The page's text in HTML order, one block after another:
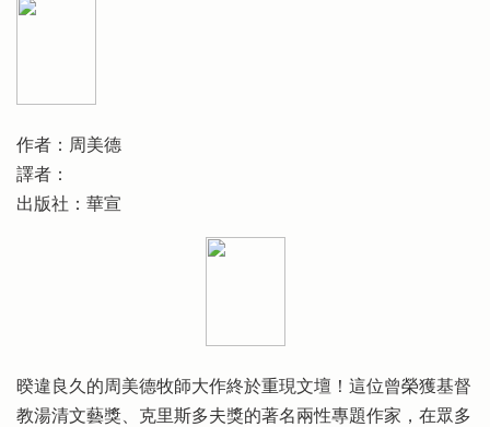
作者：周美德
譯者：
出版社：華宣
暌違良久的周美德牧師大作終於重現文壇！這位曾榮獲基督
教湯清文藝獎、克里斯多夫獎的著名兩性專題作家，在眾多